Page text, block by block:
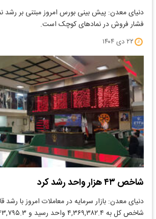
دنیای معدن: پیش بینی بورس امروز مبتنی بر رشد
فشار فروش در نمادهای کوچک است.
۲۲ دی ۱۴۰۴
شاخص ۴۳ هزار واحد رشد کرد
دنیای معدن: بازار سرمایه در معاملات امروز با رشد
شاخص کل به ۴,۳۶۹,۳۸۲.۴ واحد رسید و ۴۳,۷۹۵.۳…